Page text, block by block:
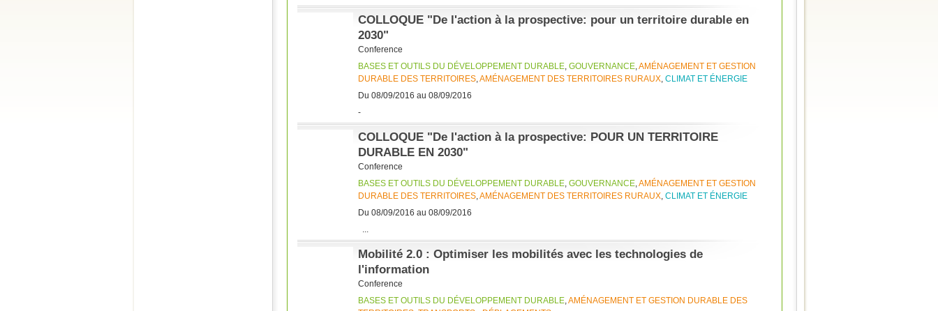
COLLOQUE "De l'action à la prospective: pour un territoire durable en
2030"
Conference
BASES ET OUTILS DU DÉVELOPPEMENT DURABLE, GOUVERNANCE,AMÉNAGEMENT ET GESTION
DURABLE DES TERRITOIRES,AMÉNAGEMENT DES TERRITOIRES RURAUX, CLIMAT ET ÉNERGIE
Du 08/09/2016 au 08/09/2016
-
COLLOQUE "De l'action à la prospective: POUR UN TERRITOIRE
DURABLE EN 2030"
Conference
BASES ET OUTILS DU DÉVELOPPEMENT DURABLE, GOUVERNANCE,AMÉNAGEMENT ET GESTION
DURABLE DES TERRITOIRES,AMÉNAGEMENT DES TERRITOIRES RURAUX, CLIMAT ET ÉNERGIE
Du 08/09/2016 au 08/09/2016
...
Mobilité 2.0 : Optimiser les mobilités avec les technologies de
l'information
Conference
BASES ET OUTILS DU DÉVELOPPEMENT DURABLE,AMÉNAGEMENT ET GESTION DURABLE DES